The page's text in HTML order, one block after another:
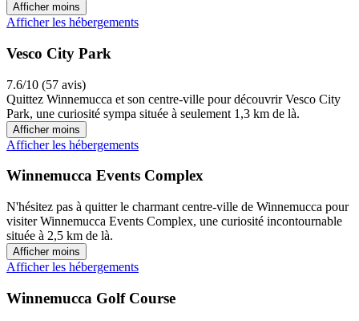
Afficher moins
Afficher les hébergements
Vesco City Park
7.6/10 (57 avis)
Quittez Winnemucca et son centre-ville pour découvrir Vesco City
Park, une curiosité sympa située à seulement 1,3 km de là.
Afficher moins
Afficher les hébergements
Winnemucca Events Complex
N'hésitez pas à quitter le charmant centre-ville de Winnemucca pour
visiter Winnemucca Events Complex, une curiosité incontournable
située à 2,5 km de là.
Afficher moins
Afficher les hébergements
Winnemucca Golf Course